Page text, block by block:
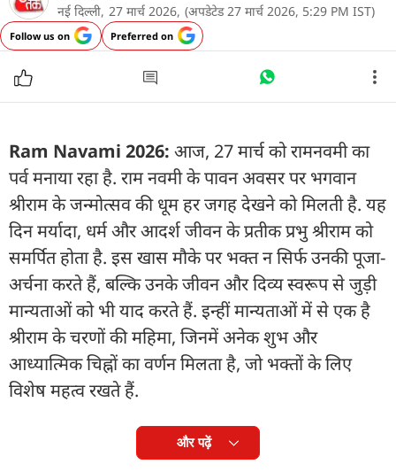
नई दिल्ली, 27 मार्च 2026, (अपडेटेड 27 मार्च 2026, 5:29 PM IST)
Follow us on Preferred on
Ram Navami 2026: आज, 27 मार्च को रामनवमी का
पर्व मनाया रहा है. राम नवमी के पावन अवसर पर भगवान
श्रीराम के जन्मोत्सव की धूम हर जगह देखने को मिलती है. यह
दिन मर्यादा, धर्म और आदर्श जीवन के प्रतीक प्रभु श्रीराम को
समर्पित होता है. इस खास मौके पर भक्त न सिर्फ उनकी पूजा-
अर्चना करते हैं, बल्कि उनके जीवन और दिव्य स्वरूप से जुड़ी
मान्यताओं को भी याद करते हैं. इन्हीं मान्यताओं में से एक है
श्रीराम के चरणों की महिमा, जिनमें अनेक शुभ और
आध्यात्मिक चिह्नों का वर्णन मिलता है, जो भक्तों के लिए
विशेष महत्व रखते हैं.
और पढ़ें